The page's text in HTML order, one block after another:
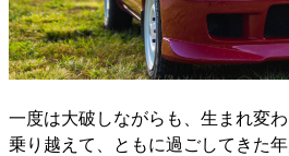
一度は大破しながらも、生まれ変
乗り越えて、ともに過ごしてきた